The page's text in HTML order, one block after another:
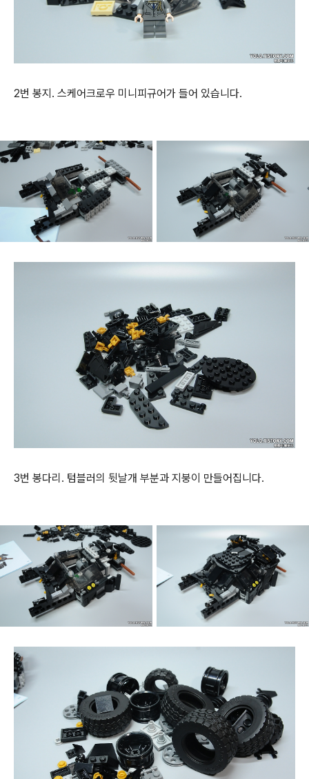
2번 봉지. 스케어크로우 미니피규어가 들어 있습니다.
3번 봉다리. 텀블러의 뒷날개 부분과 지붕이 만들어집니다.